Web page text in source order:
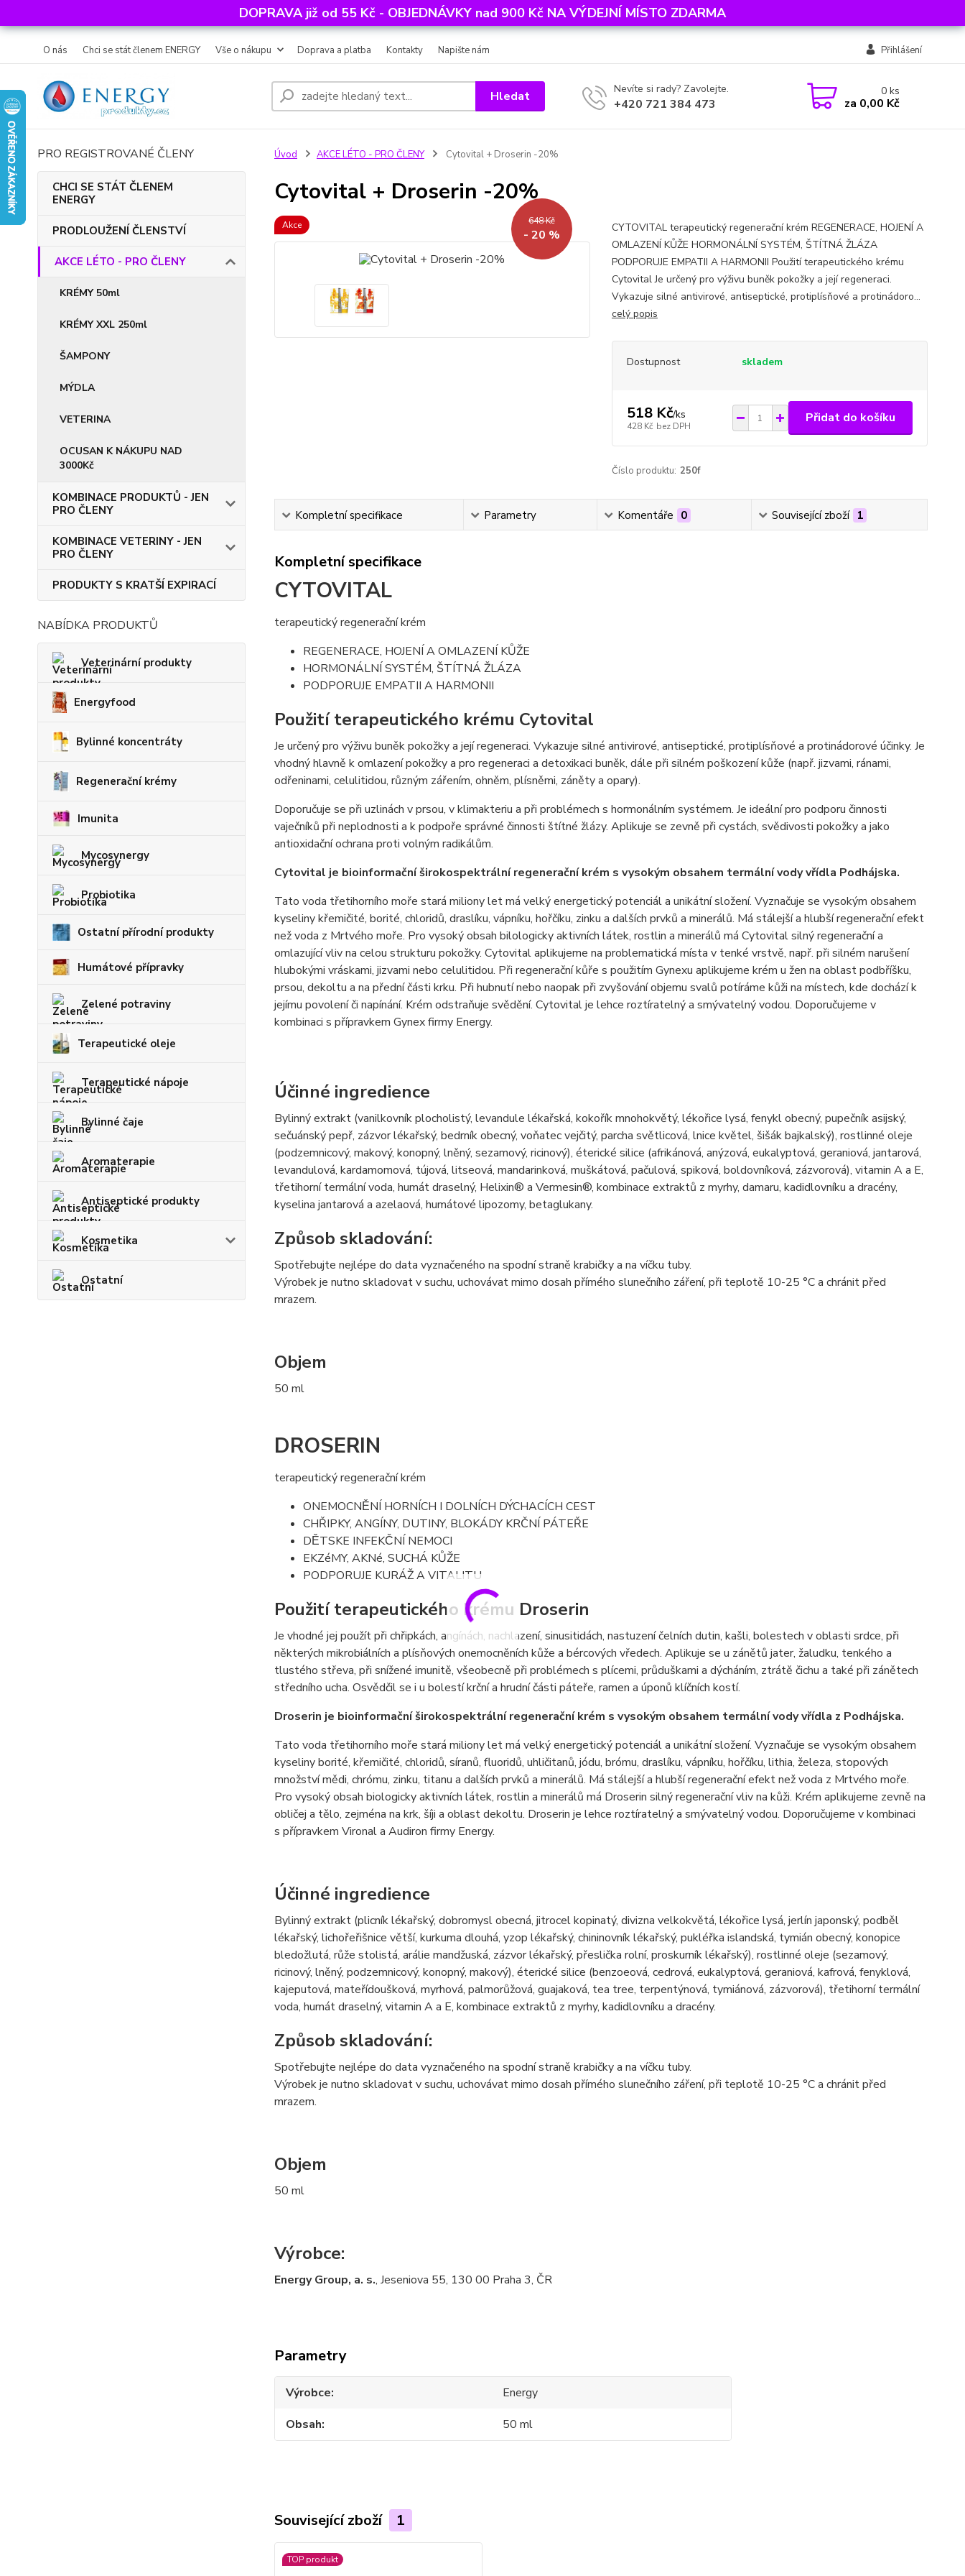
DOPRAVA již od 55 Kč - OBJEDNÁVKY nad 900 Kč NA VÝDEJNÍ MÍSTO ZDARMA
O nás Chci se stát členem ENERGY Vše o nákupu Doprava a platba Kontakty Napište nám Přihlášení
Hledat Nevíte si rady? Zavolejte.
+420 721 384 473
0ks
za 0,00 Kč
PRO REGISTROVANÉ ČLENY
CHCI SE STÁT ČLENEM
ENERGY
PRODLOUŽENÍ ČLENSTVÍ
AKCE LÉTO - PRO ČLENY
KRÉMY 50ml
KRÉMY XXL 250ml
ŠAMPONY
MÝDLA
VETERINA
OCUSAN K NÁKUPU NAD
3000Kč
KOMBINACE PRODUKTŮ - JEN
PRO ČLENY
KOMBINACE VETERINY - JEN
PRO ČLENY
PRODUKTY S KRATŠÍ EXPIRACÍ
NABÍDKA PRODUKTŮ
Veterinární produkty
Energyfood
Bylinné koncentráty
Regenerační krémy
Imunita
Mycosynergy
Probiotika
Ostatní přírodní produkty
Humátové přípravky
Zelené potraviny
Terapeutické oleje
Terapeutické nápoje
Bylinné čaje
Aromaterapie
Antiseptické produkty
Kosmetika
Ostatní
Úvod AKCE LÉTO - PRO ČLENY Cytovital + Droserin -20%
Cytovital + Droserin -20%
Akce 648 Kč
- 20 %
CYTOVITAL terapeutický regenerační krém REGENERACE, HOJENÍ A
OMLAZENÍ KŮŽE HORMONÁLNÍ SYSTÉM, ŠTÍTNÁ ŽLÁZA
PODPORUJE EMPATII A HARMONII Použití terapeutického krému
Cytovital Je určený pro výživu buněk pokožky a její regeneraci.
Vykazuje silné antivirové, antiseptické, protiplísňové a protinádoro...
celý popis
Dostupnost skladem
518 Kč/ks
428 Kč bez DPH
Přidat do košíku
Číslo produktu: 250f
Kompletní specifikace Parametry Komentáře 0 Související zboží 1
Kompletní specifikace
CYTOVITAL
terapeutický regenerační krém
REGENERACE, HOJENÍ A OMLAZENÍ KŮŽE
HORMONÁLNÍ SYSTÉM, ŠTÍTNÁ ŽLÁZA
PODPORUJE EMPATII A HARMONII
Použití terapeutického krému Cytovital
Je určený pro výživu buněk pokožky a její regeneraci. Vykazuje silné antivirové, antiseptické, protiplísňové a protinádorové účinky. Je
vhodný hlavně k omlazení pokožky a pro regeneraci a detoxikaci buněk, dále při silném poškození kůže (např. jizvami, ránami,
odřeninami, celulitidou, různým zářením, ohněm, plísněmi, záněty a opary).
Doporučuje se při uzlinách v prsou, v klimakteriu a při problémech s hormonálním systémem. Je ideální pro podporu činnosti
vaječníků při neplodnosti a k podpoře správné činnosti štítné žlázy. Aplikuje se zevně při cystách, svědivosti pokožky a jako
antioxidační ochrana proti volným radikálům.
Cytovital je bioinformační širokospektrální regenerační krém s vysokým obsahem termální vody vřídla Podhájska.
Tato voda třetihorního moře stará miliony let má velký energetický potenciál a unikátní složení. Vyznačuje se vysokým obsahem
kyseliny křemičité, borité, chloridů, draslíku, vápníku, hořčíku, zinku a dalších prvků a minerálů. Má stálejší a hlubší regenerační efekt
než voda z Mrtvého moře. Pro vysoký obsah bilologicky aktivních látek, rostlin a minerálů má Cytovital silný regenerační a
omlazující vliv na celou strukturu pokožky. Cytovital aplikujeme na problematická místa v tenké vrstvě, např. při silném narušení
hlubokými vráskami, jizvami nebo celulitidou. Při regenerační kůře s použitím Gynexu aplikujeme krém u žen na oblast podbříšku,
prsou, dekoltu a na přední části krku. Při hubnutí nebo naopak při zvyšování objemu svalů potíráme kůži na místech, kde dochází k
jejímu povolení či napínání. Krém odstraňuje svědění. Cytovital je lehce roztíratelný a smývatelný vodou. Doporučujeme v
kombinaci s přípravkem Gynex firmy Energy.
Účinné ingredience
Bylinný extrakt (vanilkovník plocholistý, levandule lékařská, kokořík mnohokvětý, lékořice lysá, fenykl obecný, pupečník asijský,
sečuánský pepř, zázvor lékařský, bedrník obecný, voňatec vejčitý, parcha světlicová, lnice květel, šišák bajkalský), rostlinné oleje
(podzemnicový, makový, konopný, lněný, sezamový, ricinový), éterické silice (afrikánová, anýzová, eukalyptová, geraniová, jantarová,
levandulová, kardamomová, tújová, litseová, mandarinková, muškátová, pačulová, spiková, boldovníková, zázvorová), vitamin A a E,
třetihorní termální voda, humát draselný, Helixin® a Vermesin®, kombinace extraktů z myrhy, damaru, kadidlovníku a dracény,
kyselina jantarová a azelaová, humátové lipozomy, betaglukany.
Způsob skladování:
Spotřebujte nejlépe do data vyznačeného na spodní straně krabičky a na víčku tuby.
Výrobek je nutno skladovat v suchu, uchovávat mimo dosah přímého slunečního záření, při teplotě 10-25 °C a chránit před
mrazem.
Objem
50 ml
DROSERIN
terapeutický regenerační krém
ONEMOCNĚNÍ HORNÍCH I DOLNÍCH DÝCHACÍCH CEST
CHŘIPKY, ANGÍNY, DUTINY, BLOKÁDY KRČNÍ PÁTEŘE
DĚTSKE INFEKČNÍ NEMOCI
EKZéMY, AKNé, SUCHÁ KŮŽE
PODPORUJE KURÁŽ A VITALITU
Použití terapeutického krému Droserin
Je vhodné jej použít při chřipkách, angínách, nachlazení, sinusitidách, nastuzení čelních dutin, kašli, bolestech v oblasti srdce, při
některých mikrobiálních a plísňových onemocněních kůže a bércových vředech. Aplikuje se u zánětů jater, žaludku, tenkého a
tlustého střeva, při snížené imunitě, všeobecně při problémech s plícemi, průduškami a dýcháním, ztrátě čichu a také při zánětech
středního ucha. Osvědčil se i u bolestí krční a hrudní části páteře, ramen a úponů klíčních kostí.
Droserin je bioinformační širokospektrální regenerační krém s vysokým obsahem termální vody vřídla z Podhájska.
Tato voda třetihorního moře stará miliony let má velký energetický potenciál a unikátní složení. Vyznačuje se vysokým obsahem
kyseliny borité, křemičité, chloridů, síranů, fluoridů, uhličitanů, jódu, brómu, draslíku, vápníku, hořčíku, lithia, železa, stopových
množství mědi, chrómu, zinku, titanu a dalších prvků a minerálů. Má stálejší a hlubší regenerační efekt než voda z Mrtvého moře.
Pro vysoký obsah biologicky aktivních látek, rostlin a minerálů má Droserin silný regenerační vliv na kůži. Krém aplikujeme zevně na
obličej a tělo, zejména na krk, šíji a oblast dekoltu. Droserin je lehce roztíratelný a smývatelný vodou. Doporučujeme v kombinaci
s přípravkem Vironal a Audiron firmy Energy.
Účinné ingredience
Bylinný extrakt (plicník lékařský, dobromysl obecná, jitrocel kopinatý, divizna velkokvětá, lékořice lysá, jerlín japonský, podběl
lékařský, lichořeřišnice větší, kurkuma dlouhá, yzop lékařský, chininovník lékařský, pukléřka islandská, tymián obecný, konopice
bledožlutá, růže stolistá, arálie mandžuská, zázvor lékařský, přeslička rolní, proskurník lékařský), rostlinné oleje (sezamový,
ricinový, lněný, podzemnicový, konopný, makový), éterické silice (benzoeová, cedrová, eukalyptová, geraniová, kafrová, fenyklová,
kajeputová, mateřídoušková, myrhová, palmorůžová, guajaková, tea tree, terpentýnová, tymiánová, zázvorová), třetihorní termální
voda, humát draselný, vitamin A a E, kombinace extraktů z myrhy, kadidlovníku a dracény.
Způsob skladování:
Spotřebujte nejlépe do data vyznačeného na spodní straně krabičky a na víčku tuby.
Výrobek je nutno skladovat v suchu, uchovávat mimo dosah přímého slunečního záření, při teplotě 10-25 °C a chránit před
mrazem.
Objem
50 ml
Výrobce:
Energy Group, a. s., Jeseniova 55, 130 00 Praha 3, ČR
Parametry
Výrobce
Energy
Obsah
50 ml
Související zboží 1
TOP produkt